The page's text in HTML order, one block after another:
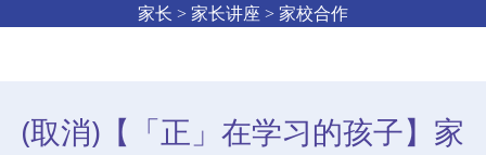
家长 > 家长讲座 > 家校合作
(取消) 【「正」在学习的孩子】家